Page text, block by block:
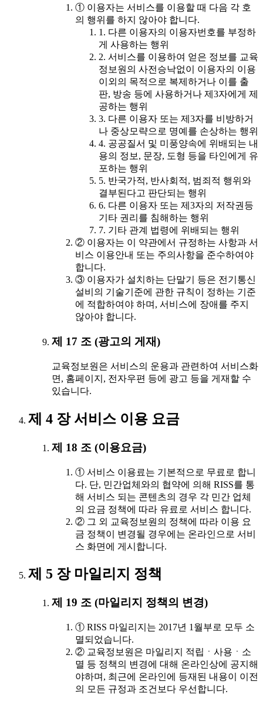
① 이용자는 서비스를 이용할 때 다음 각 호
의 행위를 하지 않아야 합니다.
1. 다른 이용자의 이용자번호를 부정하
게 사용하는 행위
2. 서비스를 이용하여 얻은 정보를 교육
정보원의 사전승낙없이 이용자의 이용
이외의 목적으로 복제하거나 이를 출
판, 방송 등에 사용하거나 제3자에게 제
공하는 행위
3. 다른 이용자 또는 제3자를 비방하거
나 중상모략으로 명예를 손상하는 행위
4. 공공질서 및 미풍양속에 위배되는 내
용의 정보, 문장, 도형 등을 타인에게 유
포하는 행위
5. 반국가적, 반사회적, 범죄적 행위와
결부된다고 판단되는 행위
6. 다른 이용자 또는 제3자의 저작권등
기타 권리를 침해하는 행위
7. 기타 관계 법령에 위배되는 행위
② 이용자는 이 약관에서 규정하는 사항과 서
비스 이용안내 또는 주의사항을 준수하여야
합니다.
③ 이용자가 설치하는 단말기 등은 전기통신
설비의 기술기준에 관한 규칙이 정하는 기준
에 적합하여야 하며, 서비스에 장애를 주지
않아야 합니다.
제 17 조 (광고의 게재)
교육정보원은 서비스의 운용과 관련하여 서비스화
면, 홈페이지, 전자우편 등에 광고 등을 게재할 수
있습니다.
제 4 장 서비스 이용 요금
제 18 조 (이용요금)
① 서비스 이용료는 기본적으로 무료로 합니
다. 단, 민간업체와의 협약에 의해 RISS를 통
해 서비스 되는 콘텐츠의 경우 각 민간 업체
의 요금 정책에 따라 유료로 서비스 합니다.
② 그 외 교육정보원의 정책에 따라 이용 요
금 정책이 변경될 경우에는 온라인으로 서비
스 화면에 게시합니다.
제 5 장 마일리지 정책
제 19 조 (마일리지 정책의 변경)
① RISS 마일리지는 2017년 1월부로 모두 소
멸되었습니다.
② 교육정보원은 마일리지 적립ㆍ사용ㆍ소
멸 등 정책의 변경에 대해 온라인상에 공지해
야하며, 최근에 온라인에 등재된 내용이 이전
의 모든 규정과 조건보다 우선합니다.